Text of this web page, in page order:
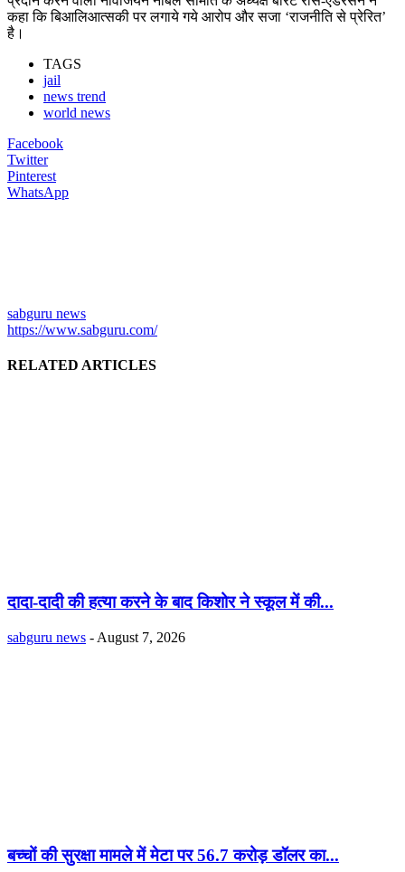
कहा कि बिआलिआत्सकी पर लगाये गये आरोप और सजा ‘राजनीति से प्रेरित’
है।
TAGS
jail
news trend
world news
Facebook
Twitter
Pinterest
WhatsApp
sabguru news
https://www.sabguru.com/
RELATED ARTICLES
दादा-दादी की हत्या करने के बाद किशोर ने स्कूल में की...
sabguru news - August 7, 2026
बच्चों की सुरक्षा मामले में मेटा पर 56.7 करोड़ डॉलर का...